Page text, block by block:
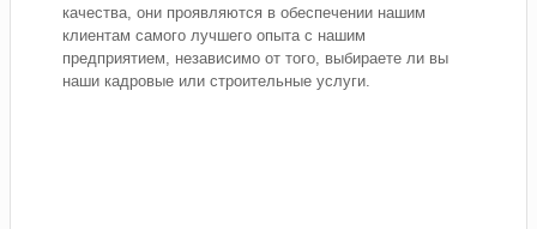
качества, они проявляются в обеспечении нашим
клиентам самого лучшего опыта с нашим
предприятием, независимо от того, выбираете ли вы
наши кадровые или строительные услуги.